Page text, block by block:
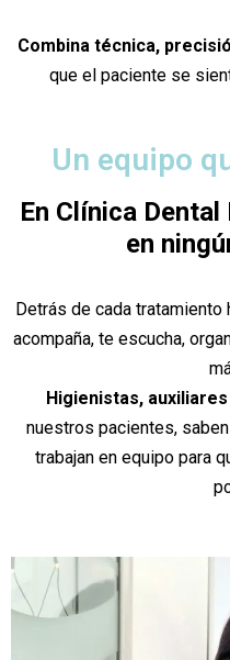
Combina técnica,
que el paciente se
Un equipo
En Clínica
en
Detrás de cada tratamiento
acompaña, te escucha,
Higienistas,
nuestros pacientes,
trabajan en equipo para